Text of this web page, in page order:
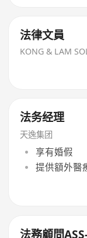
法律文員
KONG & LAM
法务经理
天逸集团
享有婚假
提供額外醫
法務顧問